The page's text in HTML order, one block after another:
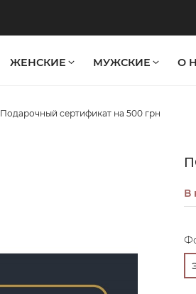
ЖЕНСКИЕ МУЖСКИЕ О
Подарочный сертификат на 500 грн
В